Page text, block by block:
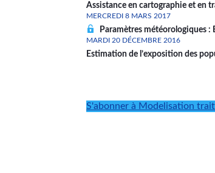
Assistance en cartographie et en
MERCREDI 8 MARS 2017
Paramètres météorologiques :
MARDI 20 DÉCEMBRE 2016
Estimation de l’exposition des
S'abonner à Modelisation